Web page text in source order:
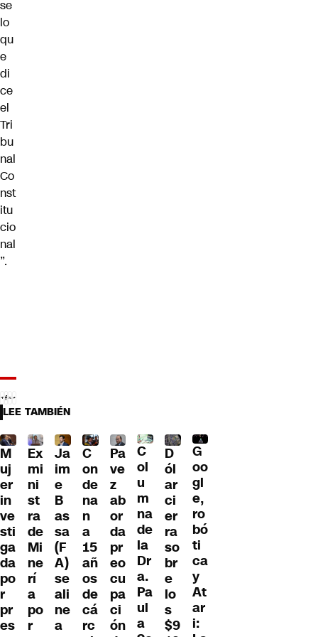
se
lo
qu
e
di
ce
el
Tri
bu
nal
Co
nst
itu
cio
nal
”.
LEE TAMBIÉN
M
uj
er
in
ve
sti
ga
da
po
r
pr
es
Ex
mi
ni
st
ra
de
Mi
ne
rí
a
po
r
Ja
im
e
B
as
sa
(F
A)
se
ali
ne
a
C
on
de
na
n
a
15
añ
os
de
cá
rc
Pa
ve
z
ab
or
da
pr
eo
cu
pa
ci
ón
C
ol
u
m
na
de
la
Dr
a.
Pa
ul
a
D
ól
ar
ci
er
ra
so
br
e
lo
s
$9
G
oo
gl
e,
ro
bó
ti
ca
y
At
ar
i: